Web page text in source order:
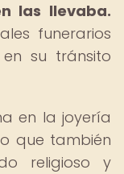
las llevaba.
funerarios
su tránsito
en la joyería
que también
religioso y